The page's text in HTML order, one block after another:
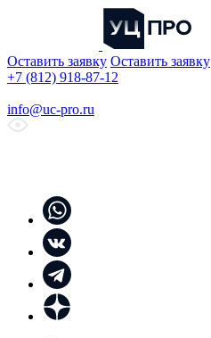
Оставить заявку Оставить заявку
+7 (812) 918-87-12
info@uc-pro.ru